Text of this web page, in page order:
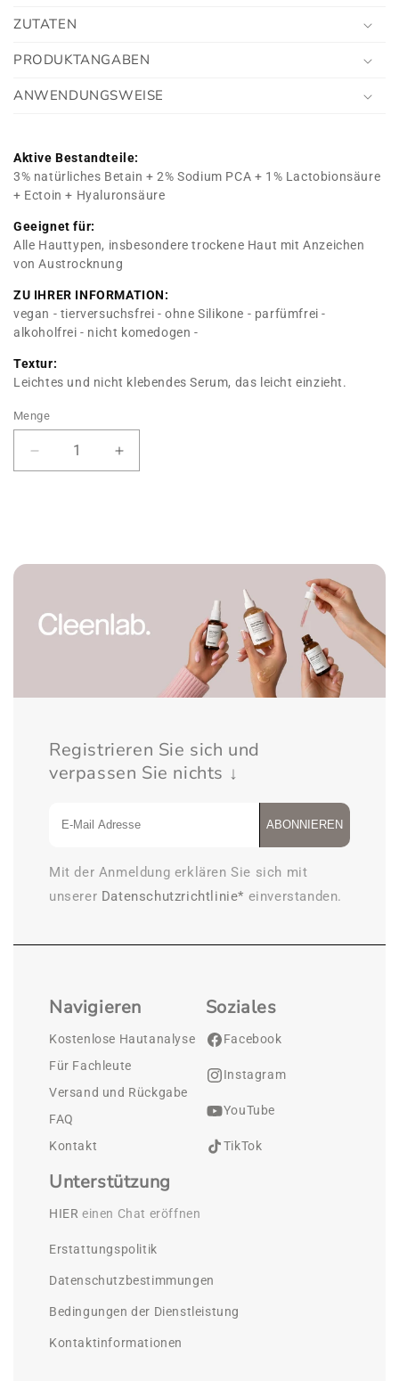
ZUTATEN
PRODUKTANGABEN
ANWENDUNGSWEISE
Aktive Bestandteile:
3% natürliches Betain + 2% Sodium PCA + 1% Lactobionsäure
+ Ectoin + Hyaluronsäure
Geeignet für:
Alle Hauttypen, insbesondere trockene Haut mit Anzeichen
von Austrocknung
ZU IHRER INFORMATION:
vegan - tierversuchsfrei - ohne Silikone - parfümfrei -
alkoholfrei - nicht komedogen -
Textur:
Leichtes und nicht klebendes Serum, das leicht einzieht.
Menge
Menge
für
Menge
für
Registrieren Sie sich und
verpassen Sie nichts ↓
ABONNIEREN
Mit der Anmeldung erklären Sie sich mit
unserer Datenschutzrichtlinie* einverstanden.
Navigieren
Kostenlose Hautanalyse
Für Fachleute
Versand und Rückgabe
FAQ
Kontakt
Soziales
Facebook
Instagram
YouTube
TikTok
Unterstützung
HIER einen Chat eröffnen
Erstattungspolitik
Datenschutzbestimmungen
Bedingungen der Dienstleistung
Kontaktinformationen